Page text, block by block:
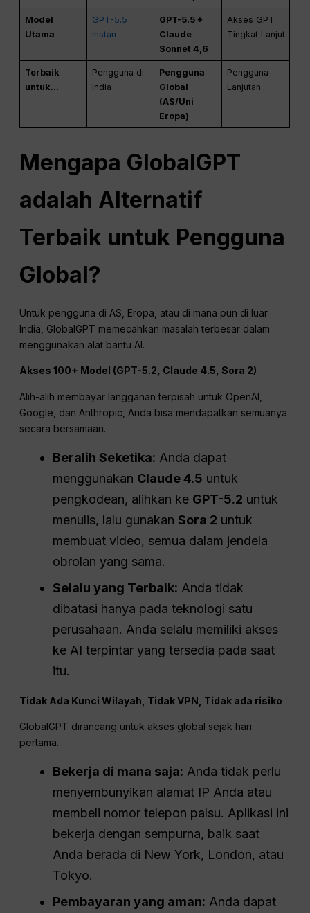
Model
Utama
GPT-5.5
Instan
GPT-5.5 +
Claude
Sonnet 4,6
Akses GPT
Tingkat Lanjut
Terbaik
untuk...
Pengguna di
India
Pengguna
Global
(AS/Uni
Eropa)
Pengguna
Lanjutan
Mengapa GlobalGPT
adalah Alternatif
Terbaik untuk Pengguna
Global?
Untuk pengguna di AS, Eropa, atau di mana pun di luar
India, GlobalGPT memecahkan masalah terbesar dalam
menggunakan alat bantu AI.
Akses 100+ Model (GPT-5.2, Claude 4.5, Sora 2)
Alih-alih membayar langganan terpisah untuk OpenAI,
Google, dan Anthropic, Anda bisa mendapatkan semuanya
secara bersamaan.
Beralih Seketika: Anda dapat
menggunakan Claude 4.5 untuk
pengkodean, alihkan ke GPT-5.2 untuk
menulis, lalu gunakanSora 2 untuk
membuat video, semua dalam jendela
obrolan yang sama.
Selalu yang Terbaik: Anda tidak
dibatasi hanya pada teknologi satu
perusahaan. Anda selalu memiliki akses
ke AI terpintar yang tersedia pada saat
itu.
Tidak Ada Kunci Wilayah, TidakVPN , Tidak ada risiko
GlobalGPT dirancang untuk akses global sejak hari
pertama.
Bekerja di mana saja: Anda tidak perlu
menyembunyikan alamat IP Anda atau
membeli nomor telepon palsu. Aplikasi ini
bekerja dengan sempurna, baik saat
Anda berada di New York, London, atau
Tokyo.
Pembayaran yang aman: Anda dapat